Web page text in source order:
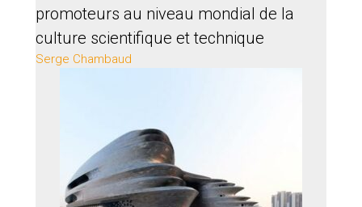
promoteurs au niveau mondial de la
culture scientifique et technique
Serge Chambaud